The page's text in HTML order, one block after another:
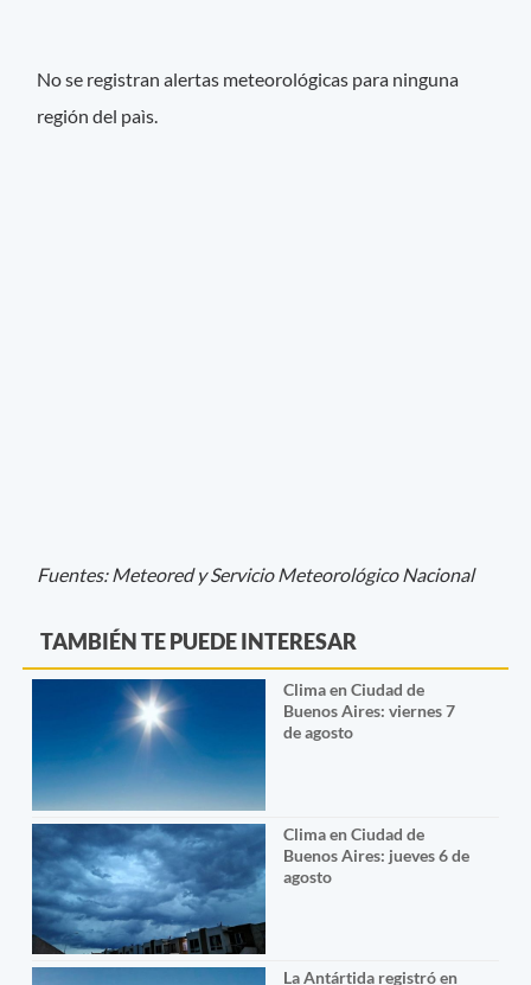
No se registran alertas meteorológicas para ninguna
región del paìs.
Fuentes: Meteored y Servicio Meteorológico Nacional
TAMBIÉN TE PUEDE INTERESAR
Clima en Ciudad de
Buenos Aires: viernes 7
de agosto
Clima en Ciudad de
Buenos Aires: jueves 6 de
agosto
La Antártida registró en